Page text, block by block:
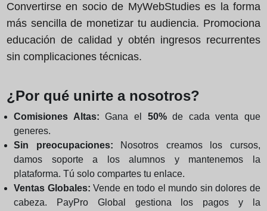
Convertirse en socio de MyWebStudies es la forma
más sencilla de monetizar tu audiencia. Promociona
educación de calidad y obtén ingresos recurrentes
sin complicaciones técnicas.
¿Por qué unirte a nosotros?
Comisiones Altas: Gana el 50%de cada venta que
generes.
Sin preocupaciones: Nosotros creamos los cursos,
damos soporte a los alumnos y mantenemos la
plataforma. Tú solo compartes tu enlace.
Ventas Globales: Vende en todo el mundo sin dolores de
cabeza. PayPro Global gestiona los pagos y la